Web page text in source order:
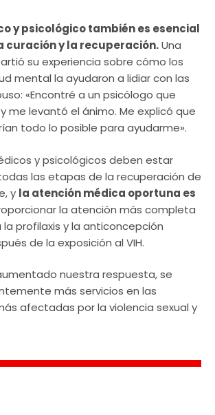
y psicológico también es esencial
curación y la recuperación.Una
su experiencia sobre cómo los
mental la ayudaron a lidiar con las
«Encontré a un psicólogo que
me levantó el ánimo. Me explicó que
todo lo posible para ayudarme».
y psicológicos deben estar
las etapas de la recuperación de
y la atención médica oportuna es
la atención más completa
la profilaxis y la anticoncepción
de la exposición al VIH.
nuestra respuesta, se
más servicios en las
afectadas por la violencia sexual y